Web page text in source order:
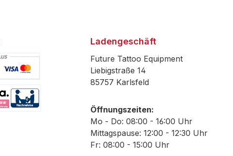
Ladengeschäft
Future Tattoo Equipment
Liebigstraße 14
85757 Karlsfeld
Öffnungszeiten:
Mo - Do: 08:00 - 16:00 Uhr
Mittagspause: 12:00 - 12:30 Uhr
Fr: 08:00 - 15:00 Uhr